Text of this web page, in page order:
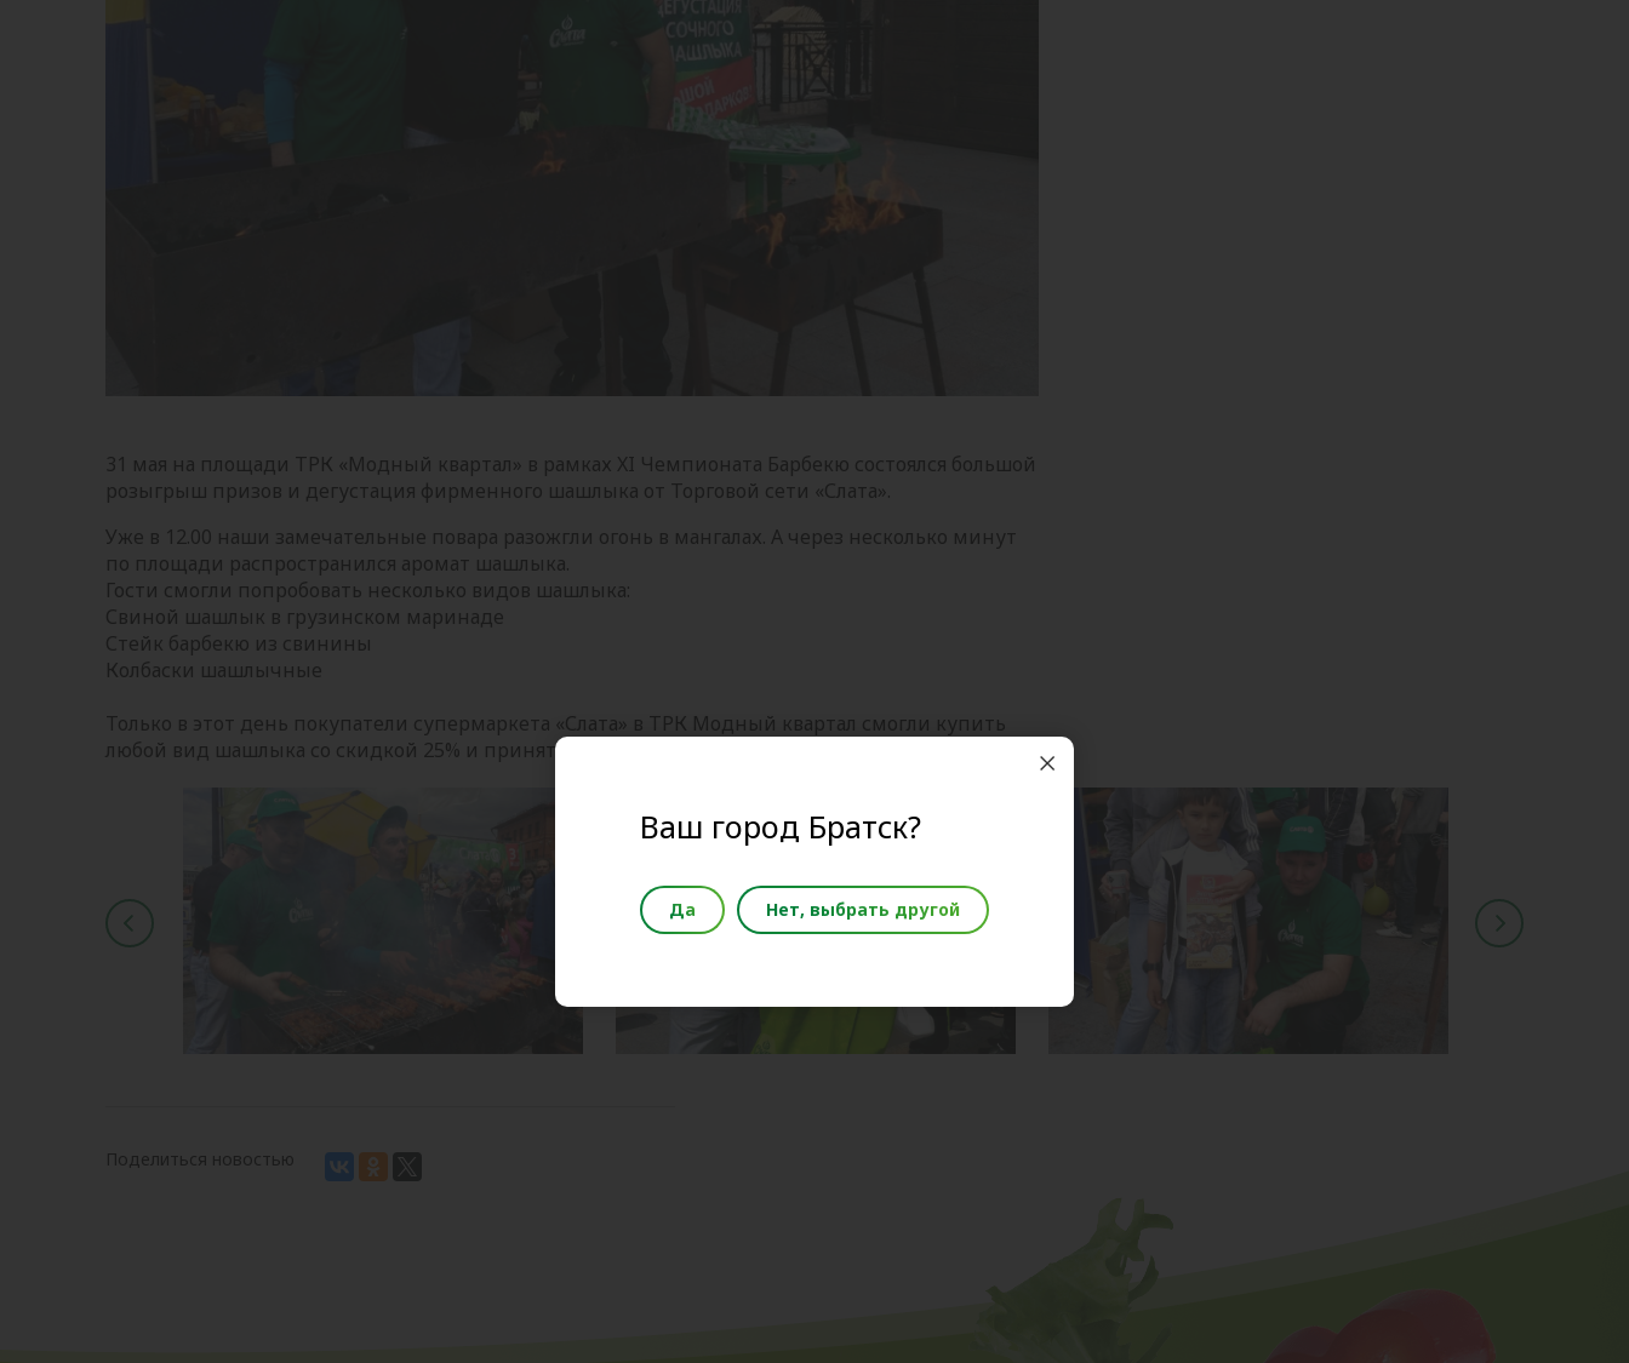
31 мая на площади ТРК «Модный квартал» в рамках XI Чемпионата Барбекю состоялся большой
розыгрыш призов и дегустация фирменного шашлыка от Торговой сети «Слата».
Уже в 12.00 наши замечательные повара разожгли огонь в мангалах. А через несколько минут
по площади распространился аромат шашлыка.
Гости смогли попробовать несколько видов шашлыка:
Свиной шашлык в грузинском маринаде
Стейк барбекю из свинины
Колбаски шашлычные
Только в этот день покупатели супермаркета «Слата» в ТРК Модный квартал смогли купить
любой вид шашлыка со скидкой 25% и принять участие в розыгрыше вкусных призов.
Поделиться новостью
Ваш город Братск?
Да Нет, выбрать другой